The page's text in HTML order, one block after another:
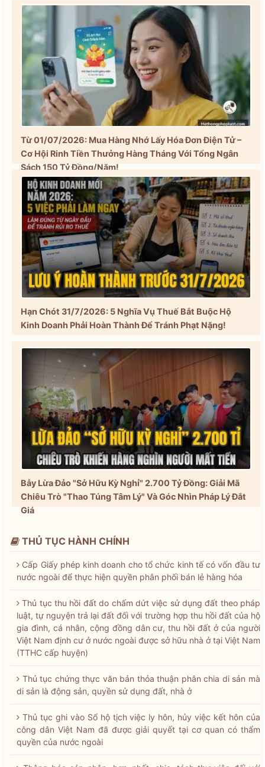
Từ 01/07/2026: Mua Hàng Nhớ Lấy Hóa Đơn Điện Tử –
Cơ Hội Rinh Tiền Thưởng Hàng Tháng Với Tổng Ngân
Sách 150 Tỷ Đồng/Năm!
Hạn Chót 31/7/2026: 5 Nghĩa Vụ Thuế Bắt Buộc Hộ
Kinh Doanh Phải Hoàn Thành Để Tránh Phạt Nặng!
Bẫy Lừa Đảo "Sở Hữu Kỳ Nghỉ" 2.700 Tỷ Đồng: Giải Mã
Chiêu Trò "Thao Túng Tâm Lý" Và Góc Nhìn Pháp Lý Đắt
Giá
THỦ TỤC HÀNH CHÍNH
Cấp Giấy phép kinh doanh cho tổ chức kinh tế có vốn đầu tư
nước ngoài để thực hiện quyền phân phối bán lẻ hàng hóa
Thủ tục thu hồi đất do chấm dứt việc sử dụng đất theo pháp
luật, tự nguyện trả lại đất đối với trường hợp thu hồi đất của hộ
gia đình, cá nhân, cộng đồng dân cư, thu hồi đất ở của người
Việt Nam định cư ở nước ngoài được sở hữu nhà ở tại Việt Nam
(TTHC cấp huyện)
Thủ tục chứng thực văn bản thỏa thuận phân chia di sản mà
di sản là động sản, quyền sử dụng đất, nhà ở
Thủ tục ghi vào Sổ hộ tịch việc ly hôn, hủy việc kết hôn của
công dân Việt Nam đã được giải quyết tại cơ quan có thẩm
quyền của nước ngoài